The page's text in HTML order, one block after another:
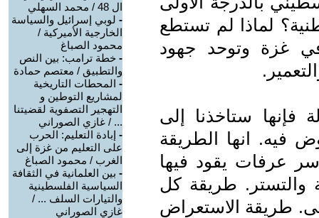
لماذا لم تستطع
غزة وتوحد جهود
فإنها ستاخذنا إلى
فيه. انها الطريقة
عرفات يقود فيها
والتستر. طريقة كل
طريقة الاستعراض
ال 48 / محمد السهلي
- لوبي إسرائيل والسياسة
الخارجية الأميركية /
محمود الصباغ
- خطة ترامب: بين النص
والتطبيق / معتصم حمادة
- المحطات التاريخية
لمشاريع التوطين و
التهجير التصفوية لقضيتنا
... / غازي الصوراني
- إبادة التعليم: الحرب
على التعليم من غزة إلى
الغرب / محمود الصباغ
- بين العلمانية في الثقافة
السياسية الفلسطينية
والتيارات السلف ... /
غازي الصوراني